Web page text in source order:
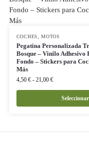
COCHES,MOTOS
Pegatina Personalizada
Bosque – Vinilo Adhesivo
Fondo – Stickers para
Más
4,50 € - 21,00 €